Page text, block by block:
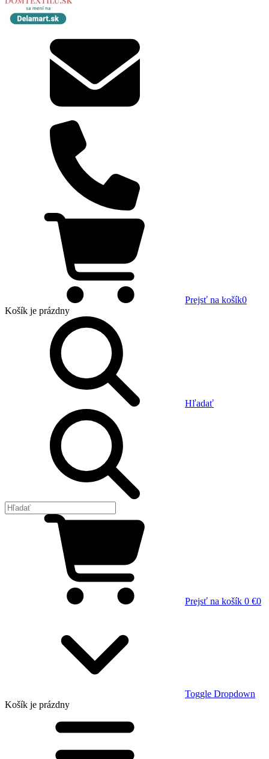
Prejsť na košík0
Košík je prázdny
Hľadať
Prejsť na košík 0 €0
Toggle Dropdown
Košík je prázdny